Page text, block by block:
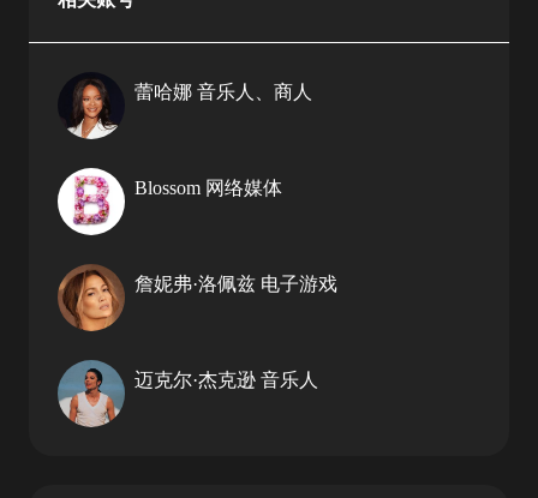
蕾哈娜 音乐人、商人
Blossom 网络媒体
詹妮弗·洛佩兹 电子游戏
迈克尔·杰克逊 音乐人